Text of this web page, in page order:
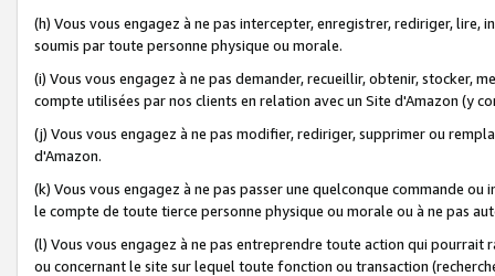
(h) Vous vous engagez à ne pas intercepter, enregistrer, rediriger,
soumis par toute personne physique ou morale.
(i) Vous vous engagez à ne pas demander, recueillir, obtenir, stocker,
compte utilisées par nos clients en relation avec un Site d'Amazon (y
(j) Vous vous engagez à ne pas modifier, rediriger, supprimer ou
d'Amazon.
(k) Vous vous engagez à ne pas passer une quelconque commande
le compte de toute tierce personne physique ou morale ou à ne pas
(l) Vous vous engagez à ne pas entreprendre toute action qui
ou concernant le site sur lequel toute fonction ou transaction